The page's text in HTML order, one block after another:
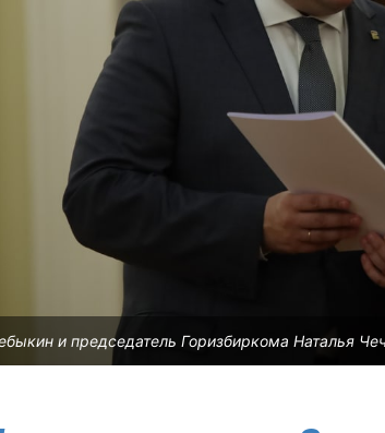
и председатель Горизбиркома Наталья